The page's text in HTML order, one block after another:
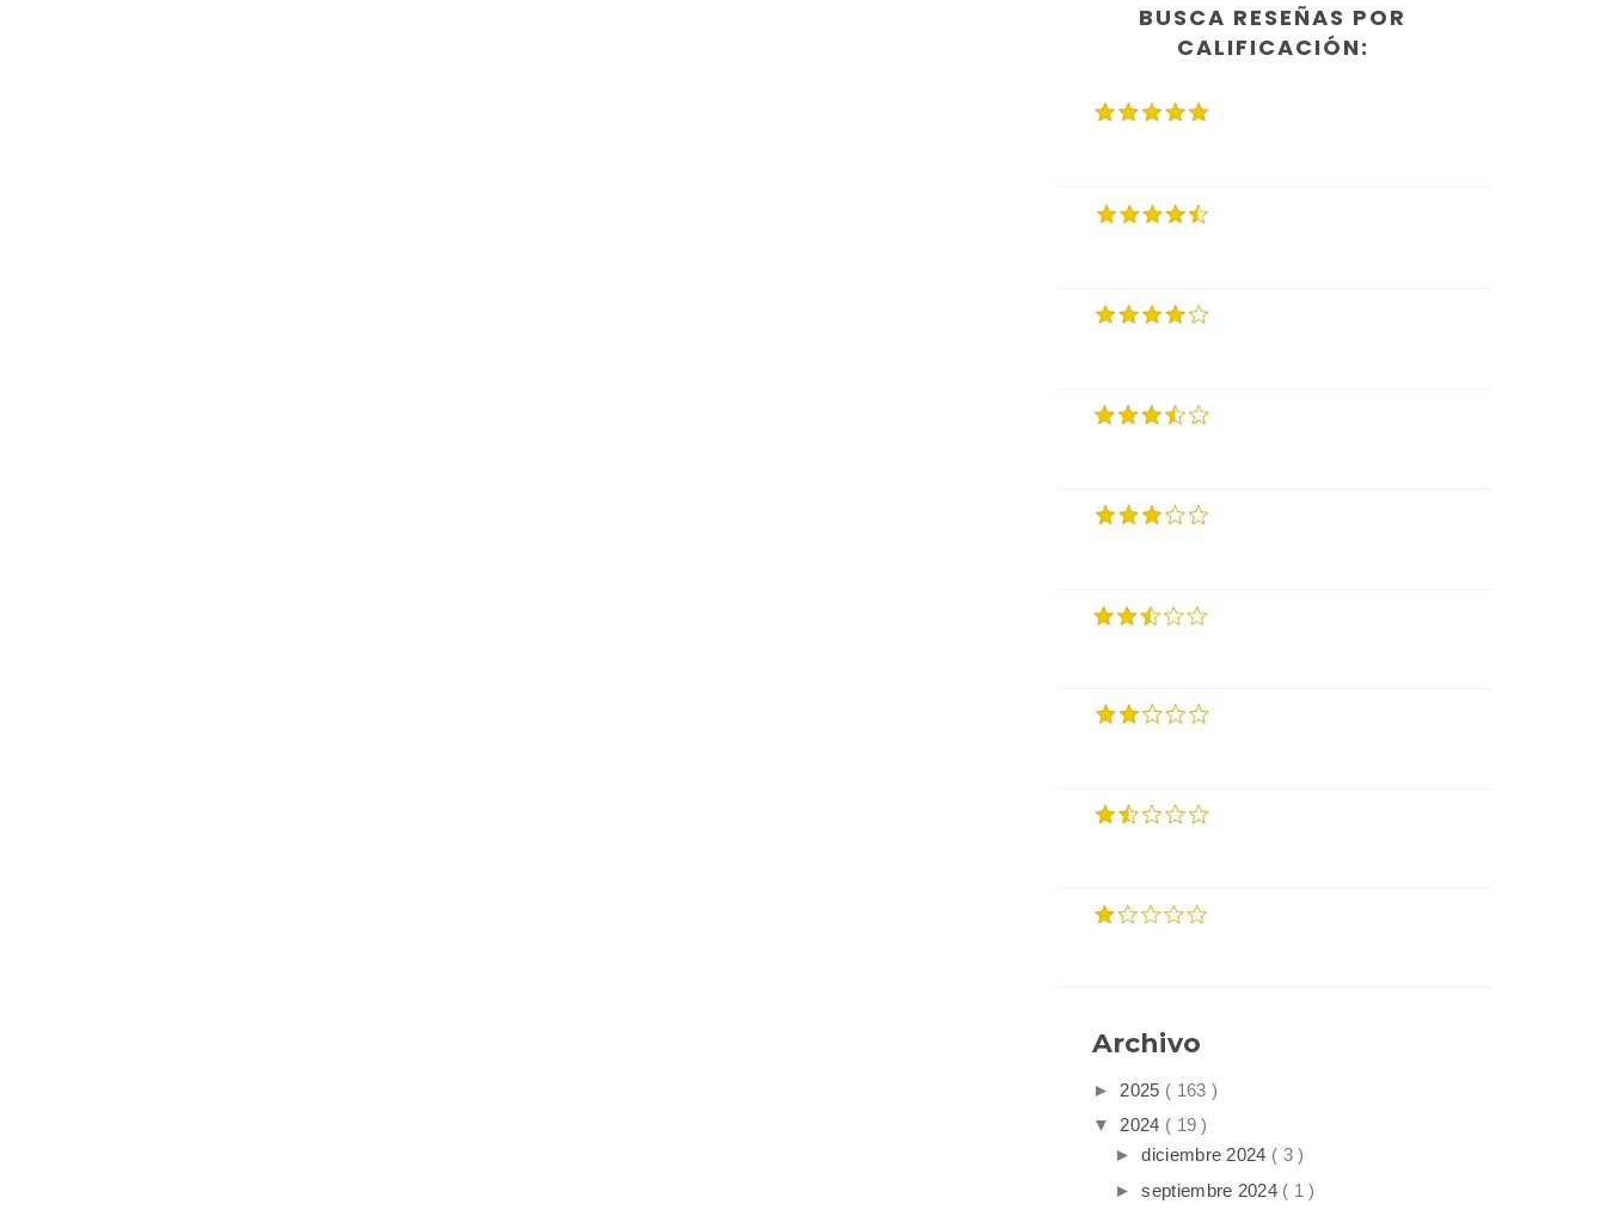
BUSCA RESEÑAS POR
CALIFICACIÓN:
Archivo
► 2025 ( 163 )
▼ 2024 ( 19 )
►diciembre 2024 ( 3 )
►septiembre 2024 ( 1 )